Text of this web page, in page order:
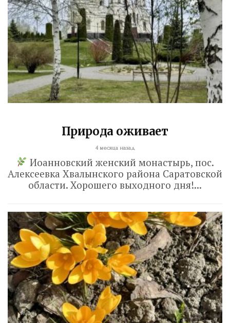
Природа оживает
4 месяца назад
Иоанновский женский монастырь, пос.
Алексеевка Хвалынского района Саратовской
области. Хорошего выходного дня!...